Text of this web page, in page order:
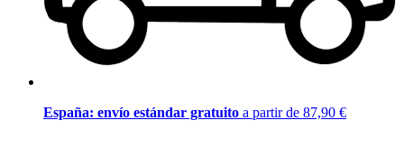
España: envío estándar gratuito a partir de 87,90 €